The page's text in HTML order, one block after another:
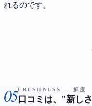
れるのです。
05FRESHNESS — 鮮度
口コミは、"新し